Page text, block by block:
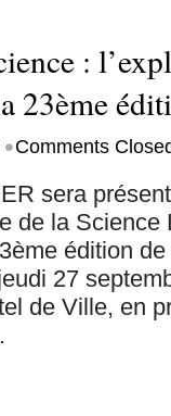
:
23ème
•Comments
sera
de la Science
édition
27
de Ville, en